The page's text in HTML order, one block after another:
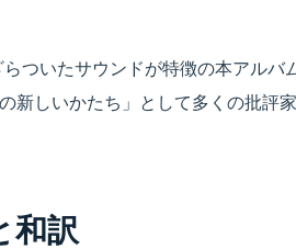
ついたサウンドが特徴の本アルバ
新しいかたち」として多くの批評
和訳